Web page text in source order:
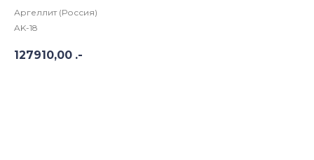
Аргеллит (Россия)
AK-18
127910,00 .-